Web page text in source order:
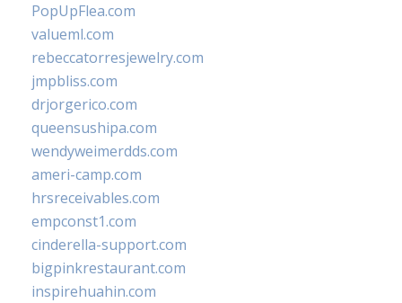
PopUpFlea.com
valueml.com
rebeccatorresjewelry.com
jmpbliss.com
drjorgerico.com
queensushipa.com
wendyweimerdds.com
ameri-camp.com
hrsreceivables.com
empconst1.com
cinderella-support.com
bigpinkrestaurant.com
inspirehuahin.com